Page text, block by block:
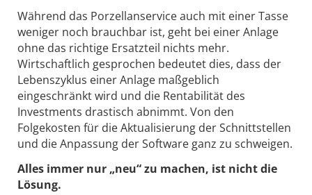
Während das Porzellanservice auch mit einer Tasse
weniger noch brauchbar ist, geht bei einer Anlage
ohne das richtige Ersatzteil nichts mehr.
Wirtschaftlich gesprochen bedeutet dies, dass der
Lebenszyklus einer Anlage maßgeblich
eingeschränkt wird und die Rentabilität des
Investments drastisch abnimmt. Von den
Folgekosten für die Aktualisierung der Schnittstellen
und die Anpassung der Software ganz zu schweigen.
Alles immer nur „neu“ zu machen, ist nicht die
Lösung.